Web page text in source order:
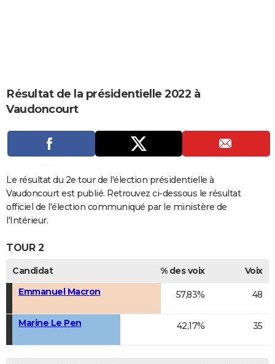
CARTE DE VOEUX
Carte de Noël
Carte Bonne année
Carte Saint-Valentin
Carte Pâques
Carte d'anniversaire
DICTIONNAIRE
Dictionnaire
Biographies
Expressions
Proverbes
PROGRAMME TV
S'inscrire
Se connecter
Lycées
Collèges
Primaires
Universités
Entreprises
Service militaire
Avis de recherche
AVIS DE DÉCÈS
Résultat de la présidentielle 2022 à
Vaudoncourt
Le résultat du 2e tour de l'élection présidentielle à
Vaudoncourt est publié. Retrouvez ci-dessous le résultat
officiel de l'élection communiqué par le ministère de
l'Intérieur.
TOUR 2
Candidat % des voix
Voix
Emmanuel Macron
57,83% 48
Marine Le Pen 42,17% 35